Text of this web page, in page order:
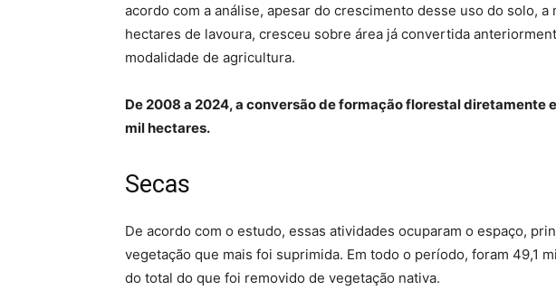
acordo com a análise, apesar do crescimento desse uso do solo,
hectares de lavoura, cresceu sobre área já convertida
modalidade de agricultura.
De 2008 a 2024, a conversão de formação florestal diretamente
mil hectares.
Secas
De acordo com o estudo, essas atividades ocuparam o espaço,
vegetação que mais foi suprimida. Em todo o período, foram 49,1
do total do que foi removido de vegetação nativa.